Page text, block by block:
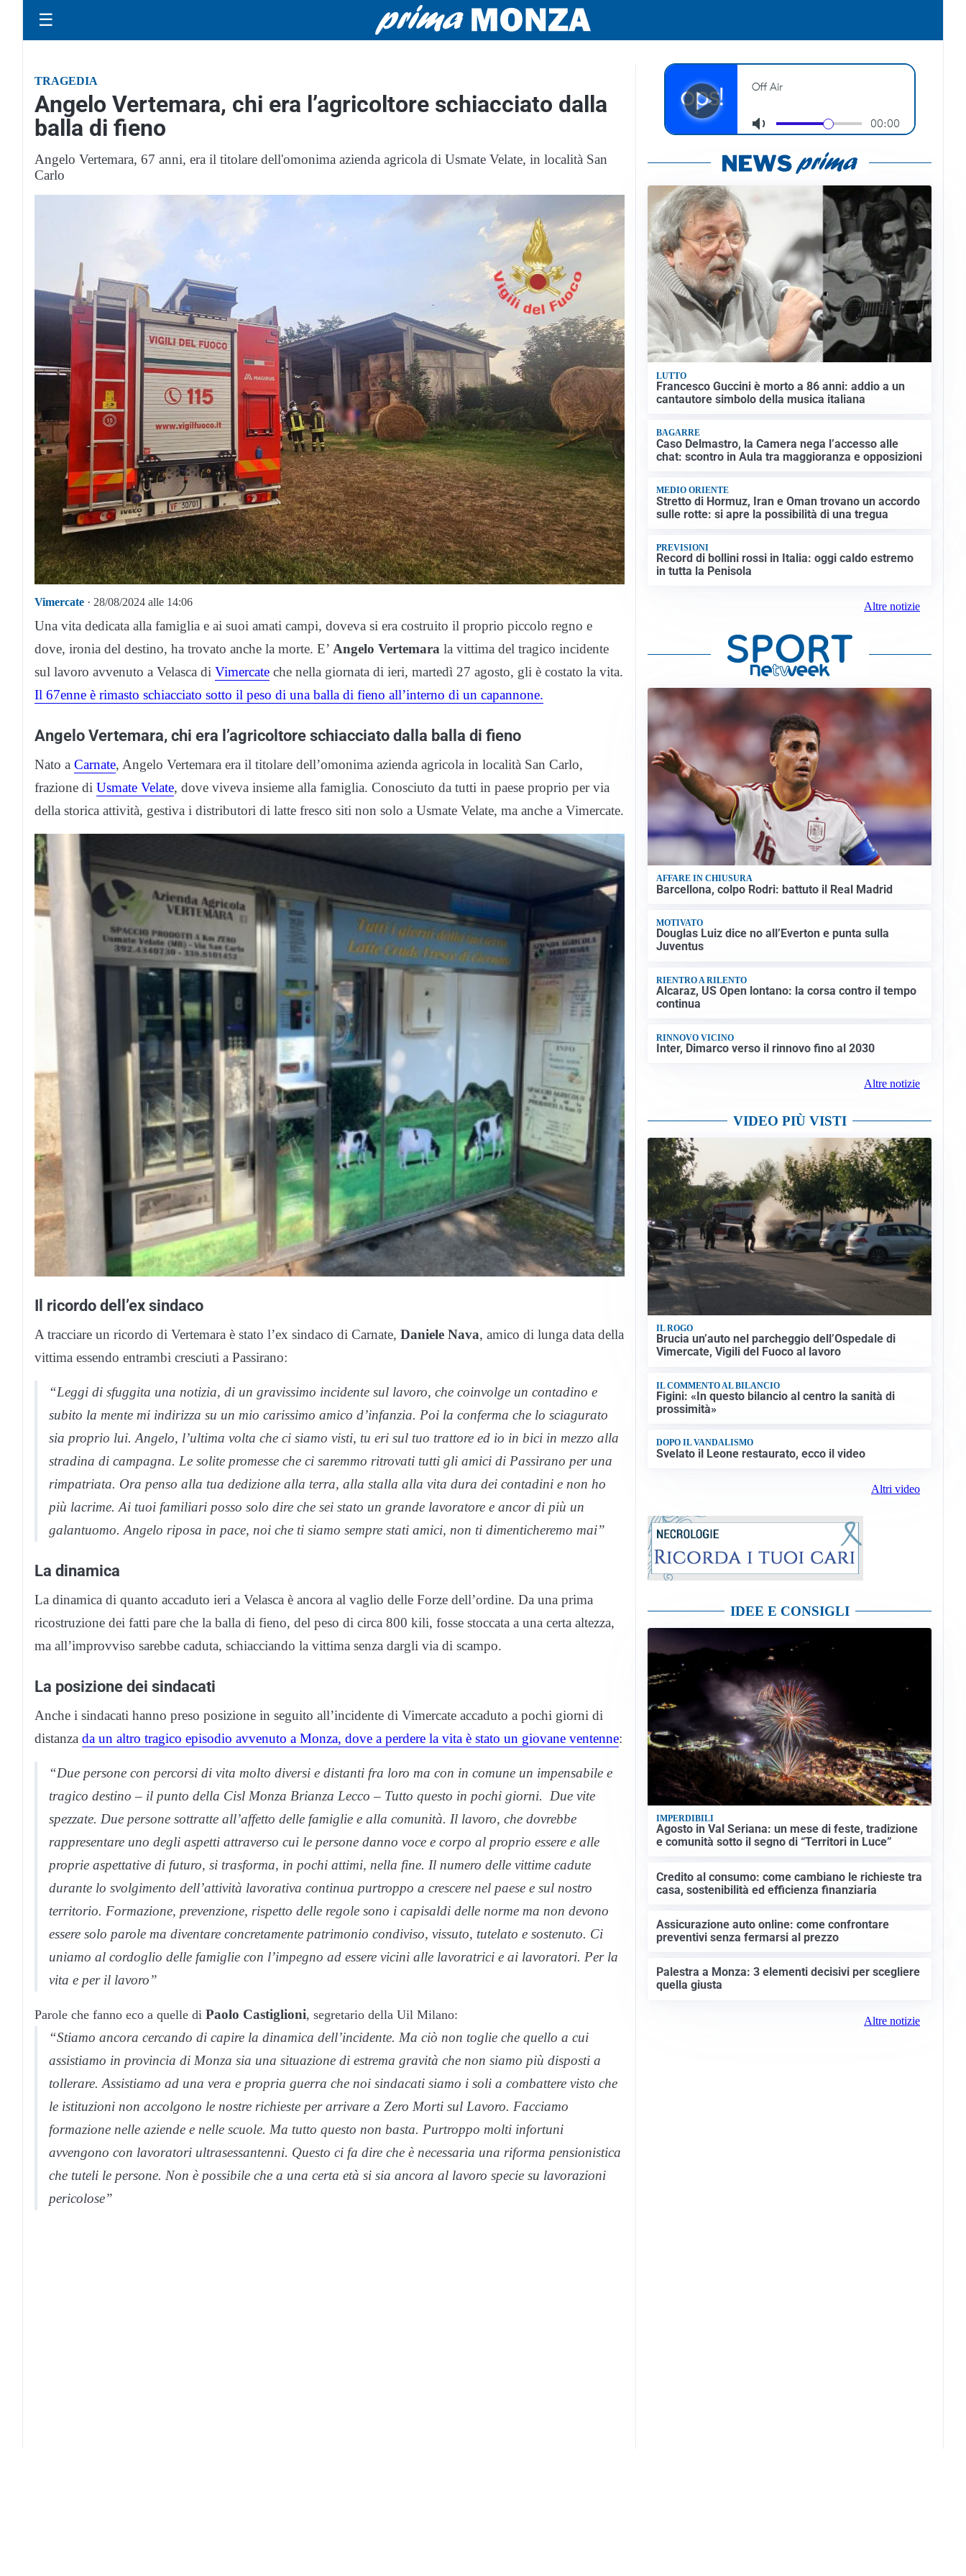
☰
TRAGEDIA
Angelo Vertemara, chi era l’agricoltore schiacciato dalla
balla di fieno
Angelo Vertemara, 67 anni, era il titolare dell'omonima azienda agricola di Usmate Velate, in località San
Carlo
Vimercate · 28/08/2024 alle 14:06
Una vita dedicata alla famiglia e ai suoi amati campi, doveva si era costruito il proprio piccolo regno e
dove, ironia del destino, ha trovato anche la morte. E’ Angelo Vertemara la vittima del tragico incidente
sul lavoro avvenuto a Velasca di Vimercate che nella giornata di ieri, martedì 27 agosto, gli è costato la vita.
Il 67enne è rimasto schiacciato sotto il peso di una balla di fieno all’interno di un capannone.
Angelo Vertemara, chi era l’agricoltore schiacciato dalla balla di fieno
Nato a Carnate, Angelo Vertemara era il titolare dell’omonima azienda agricola in località San Carlo,
frazione di Usmate Velate, dove viveva insieme alla famiglia. Conosciuto da tutti in paese proprio per via
della storica attività, gestiva i distributori di latte fresco siti non solo a Usmate Velate, ma anche a Vimercate.
Il ricordo dell’ex sindaco
A tracciare un ricordo di Vertemara è stato l’ex sindaco di Carnate, Daniele Nava, amico di lunga data della
vittima essendo entrambi cresciuti a Passirano:
“Leggi di sfuggita una notizia, di un gravissimo incidente sul lavoro, che coinvolge un contadino e
subito la mente mi indirizza su un mio carissimo amico d’infanzia. Poi la conferma che lo sciagurato
sia proprio lui. Angelo, l’ultima volta che ci siamo visti, tu eri sul tuo trattore ed io in bici in mezzo alla
stradina di campagna. Le solite promesse che ci saremmo ritrovati tutti gli amici di Passirano per una
rimpatriata. Ora penso alla tua dedizione alla terra, alla stalla alla vita dura dei contadini e non ho
più lacrime. Ai tuoi familiari posso solo dire che sei stato un grande lavoratore e ancor di più un
galantuomo. Angelo riposa in pace, noi che ti siamo sempre stati amici, non ti dimenticheremo mai”
La dinamica
La dinamica di quanto accaduto ieri a Velasca è ancora al vaglio delle Forze dell’ordine. Da una prima
ricostruzione dei fatti pare che la balla di fieno, del peso di circa 800 kili, fosse stoccata a una certa altezza,
ma all’improvviso sarebbe caduta, schiacciando la vittima senza dargli via di scampo.
La posizione dei sindacati
Anche i sindacati hanno preso posizione in seguito all’incidente di Vimercate accaduto a pochi giorni di
distanza da un altro tragico episodio avvenuto a Monza, dove a perdere la vita è stato un giovane ventenne:
“Due persone con percorsi di vita molto diversi e distanti fra loro ma con in comune un impensabile e
tragico destino – il punto della Cisl Monza Brianza Lecco – Tutto questo in pochi giorni. Due vite
spezzate. Due persone sottratte all’affetto delle famiglie e alla comunità. Il lavoro, che dovrebbe
rappresentare uno degli aspetti attraverso cui le persone danno voce e corpo al proprio essere e alle
proprie aspettative di futuro, si trasforma, in pochi attimi, nella fine. Il numero delle vittime cadute
durante lo svolgimento dell’attività lavorativa continua purtroppo a crescere nel paese e sul nostro
territorio. Formazione, prevenzione, rispetto delle regole sono i capisaldi delle norme ma non devono
essere solo parole ma diventare concretamente patrimonio condiviso, vissuto, tutelato e sostenuto. Ci
uniamo al cordoglio delle famiglie con l’impegno ad essere vicini alle lavoratrici e ai lavoratori. Per la
vita e per il lavoro”
Parole che fanno eco a quelle di Paolo Castiglioni, segretario della Uil Milano:
“Stiamo ancora cercando di capire la dinamica dell’incidente. Ma ciò non toglie che quello a cui
assistiamo in provincia di Monza sia una situazione di estrema gravità che non siamo più disposti a
tollerare. Assistiamo ad una vera e propria guerra che noi sindacati siamo i soli a combattere visto che
le istituzioni non accolgono le nostre richieste per arrivare a Zero Morti sul Lavoro. Facciamo
formazione nelle aziende e nelle scuole. Ma tutto questo non basta. Purtroppo molti infortuni
avvengono con lavoratori ultrasessantenni. Questo ci fa dire che è necessaria una riforma pensionistica
che tuteli le persone. Non è possibile che a una certa età si sia ancora al lavoro specie su lavorazioni
pericolose”
LUTTO
Francesco Guccini è morto a 86 anni: addio a un
cantautore simbolo della musica italiana
BAGARRE
Caso Delmastro, la Camera nega l’accesso alle
chat: scontro in Aula tra maggioranza e opposizioni
MEDIO ORIENTE
Stretto di Hormuz, Iran e Oman trovano un accordo
sulle rotte: si apre la possibilità di una tregua
PREVISIONI
Record di bollini rossi in Italia: oggi caldo estremo
in tutta la Penisola
Altre notizie
AFFARE IN CHIUSURA
Barcellona, colpo Rodri: battuto il Real Madrid
MOTIVATO
Douglas Luiz dice no all’Everton e punta sulla
Juventus
RIENTRO A RILENTO
Alcaraz, US Open lontano: la corsa contro il tempo
continua
RINNOVO VICINO
Inter, Dimarco verso il rinnovo fino al 2030
Altre notizie
VIDEO PIÙ VISTI
IL ROGO
Brucia un’auto nel parcheggio dell’Ospedale di
Vimercate, Vigili del Fuoco al lavoro
IL COMMENTO AL BILANCIO
Figini: «In questo bilancio al centro la sanità di
prossimità»
DOPO IL VANDALISMO
Svelato il Leone restaurato, ecco il video
Altri video
IDEE E CONSIGLI
IMPERDIBILI
Agosto in Val Seriana: un mese di feste, tradizione
e comunità sotto il segno di “Territori in Luce”
Credito al consumo: come cambiano le richieste tra
casa, sostenibilità ed efficienza finanziaria
Assicurazione auto online: come confrontare
preventivi senza fermarsi al prezzo
Palestra a Monza: 3 elementi decisivi per scegliere
quella giusta
Altre notizie